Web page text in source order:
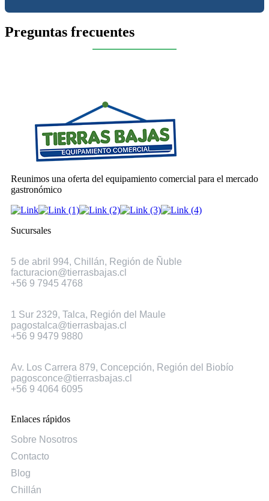
Preguntas frecuentes
Reunimos una oferta del equipamiento comercial para el mercado
gastronómico
Sucursales
5 de abril 994, Chillán, Región de Ñuble
facturacion@tierrasbajas.cl
+56 9 7945 4768
1 Sur 2329, Talca, Región del Maule
pagostalca@tierrasbajas.cl
+56 9 9479 9880
Av. Los Carrera 879, Concepción, Región del Biobío
pagosconce@tierrasbajas.cl
+56 9 4064 6095
Enlaces rápidos
Sobre Nosotros
Contacto
Blog
Chillán